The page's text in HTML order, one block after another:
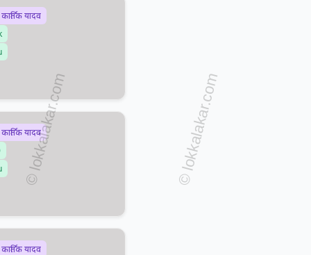
यादव
यादव
यादव